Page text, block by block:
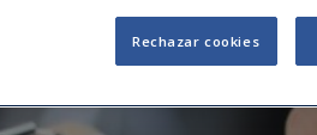
Rechazar cookies